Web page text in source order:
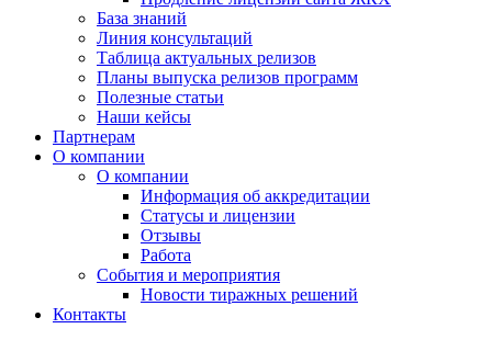
База знаний
Линия консультаций
Таблица актуальных релизов
Планы выпуска релизов программ
Полезные статьи
Наши кейсы
Партнерам
О компании
О компании
Информация об аккредитации
Статусы и лицензии
Отзывы
Работа
События и мероприятия
Новости тиражных решений
Контакты